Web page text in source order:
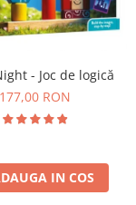
- Joc de logică
177,00 RON
IN COS